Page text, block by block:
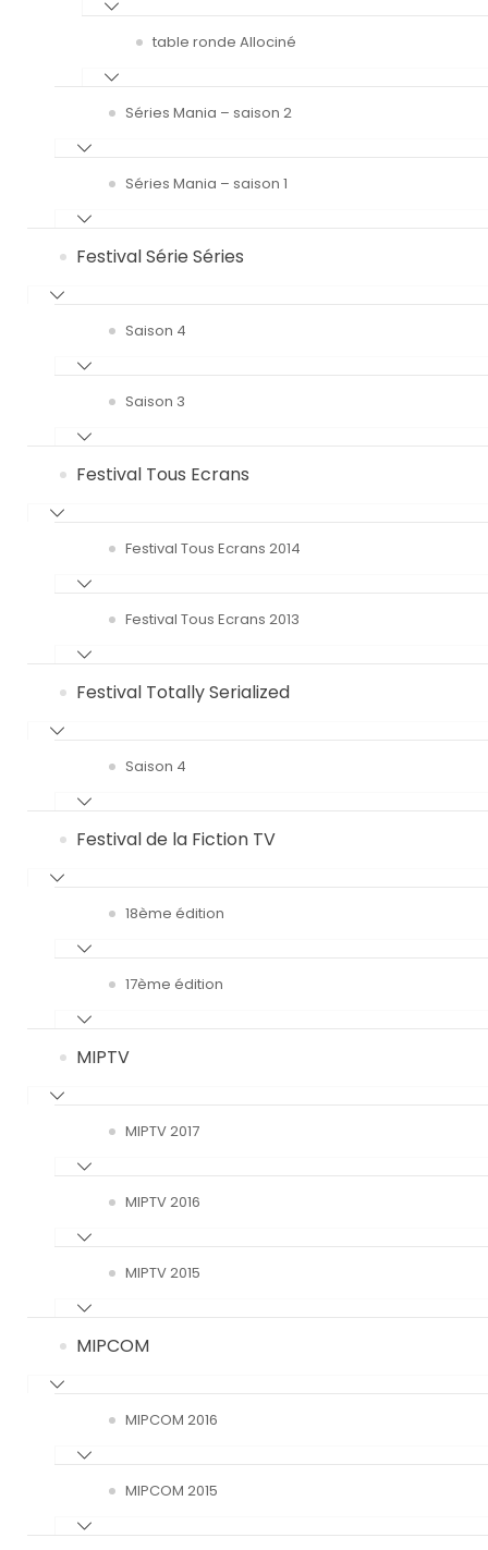
table ronde Allociné
Séries Mania – saison 2
Séries Mania – saison 1
Festival Série Séries
Saison 4
Saison 3
Festival Tous Ecrans
Festival Tous Ecrans 2014
Festival Tous Ecrans 2013
Festival Totally Serialized
Saison 4
Festival de la Fiction TV
18ème édition
17ème édition
MIPTV
MIPTV 2017
MIPTV 2016
MIPTV 2015
MIPCOM
MIPCOM 2016
MIPCOM 2015